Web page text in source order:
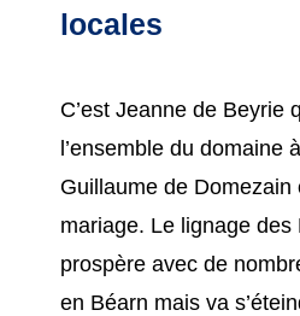
locales
C’est Jeanne de Beyrie
l’ensemble du domaine
Guillaume de Domezain
mariage. Le lignage des
prospère avec de
en Béarn mais va